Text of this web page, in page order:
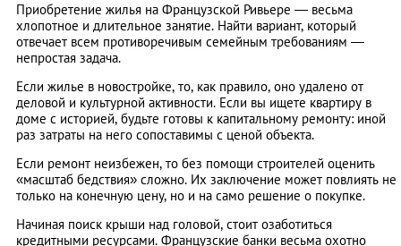
Приобретение жилья на Французской Ривьере — весьма
хлопотное и длительное занятие. Найти вариант, который
отвечает всем противоречивым семейным требованиям —
непростая задача.
Если жилье в новостройке, то, как правило, оно удалено от
деловой и культурной активности. Если вы ищете квартиру в
доме с историей, будьте готовы к капитальному ремонту: иной
раз затраты на него сопоставимы с ценой объекта.
Если ремонт неизбежен, то без помощи строителей оценить
«масштаб бедствия» сложно. Их заключение может повлиять не
только на конечную цену, но и на само решение о покупке.
Начиная поиск крыши над головой, стоит озаботиться
кредитными ресурсами. Французские банки весьма охотно